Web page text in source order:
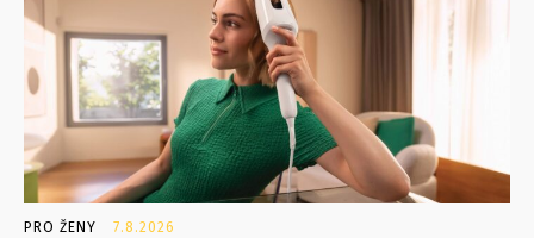
PRO ŽENY 7.8.2026